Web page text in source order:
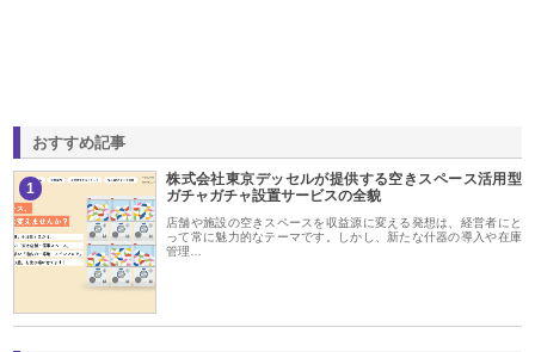
おすすめ記事
1
株式会社東京デッセルが提供する空きスペース活用型
ガチャガチャ設置サービスの全貌
店舗や施設の空きスペースを収益源に変える発想は、経営者にと
って常に魅力的なテーマです。しかし、新たな什器の導入や在庫
管理…